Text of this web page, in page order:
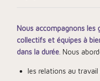
Nous accompagnons les
collectifs et équipes à
dans la durée. Nous
les relations au travail